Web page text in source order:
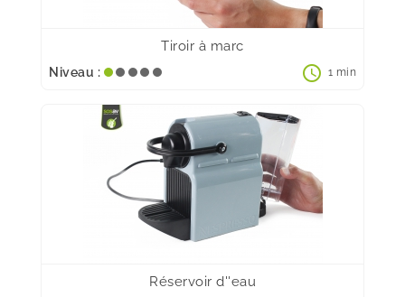
Tiroir à marc
Niveau : schedule 1 min
Réservoir d''eau